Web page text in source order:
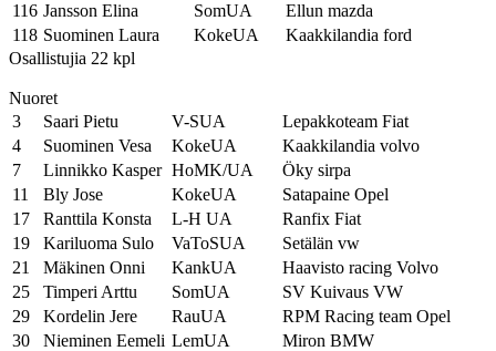
116 Jansson Elina SomUA
Ellun mazda
118 Suominen Laura KokeUA
Kaakkilandia ford
Osallistujia 22 kpl
Nuoret
3
Saari Pietu V-SUA
Lepakkoteam Fiat
4
Suominen Vesa KokeUA
Kaakkilandia volvo
7
Linnikko Kasper HoMK/UA
Öky sirpa
11
Bly Jose KokeUA
Satapaine Opel
17
Ranttila Konsta L-H UA
Ranfix Fiat
19
Kariluoma Sulo VaToSUA
Setälän vw
21
Mäkinen Onni KankUA
Haavisto racing Volvo
25
Timperi Arttu SomUA
SV Kuivaus VW
29
Kordelin Jere RauUA
RPM Racing team Opel
30
Nieminen Eemeli LemUA
Miron BMW